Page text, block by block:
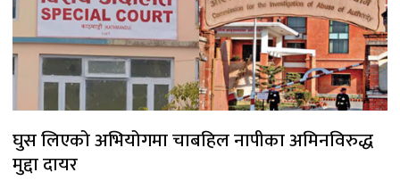
घुस लिएको अभियोगमा चाबहिल नापीका अमिनविरुद्ध
मुद्दा दायर